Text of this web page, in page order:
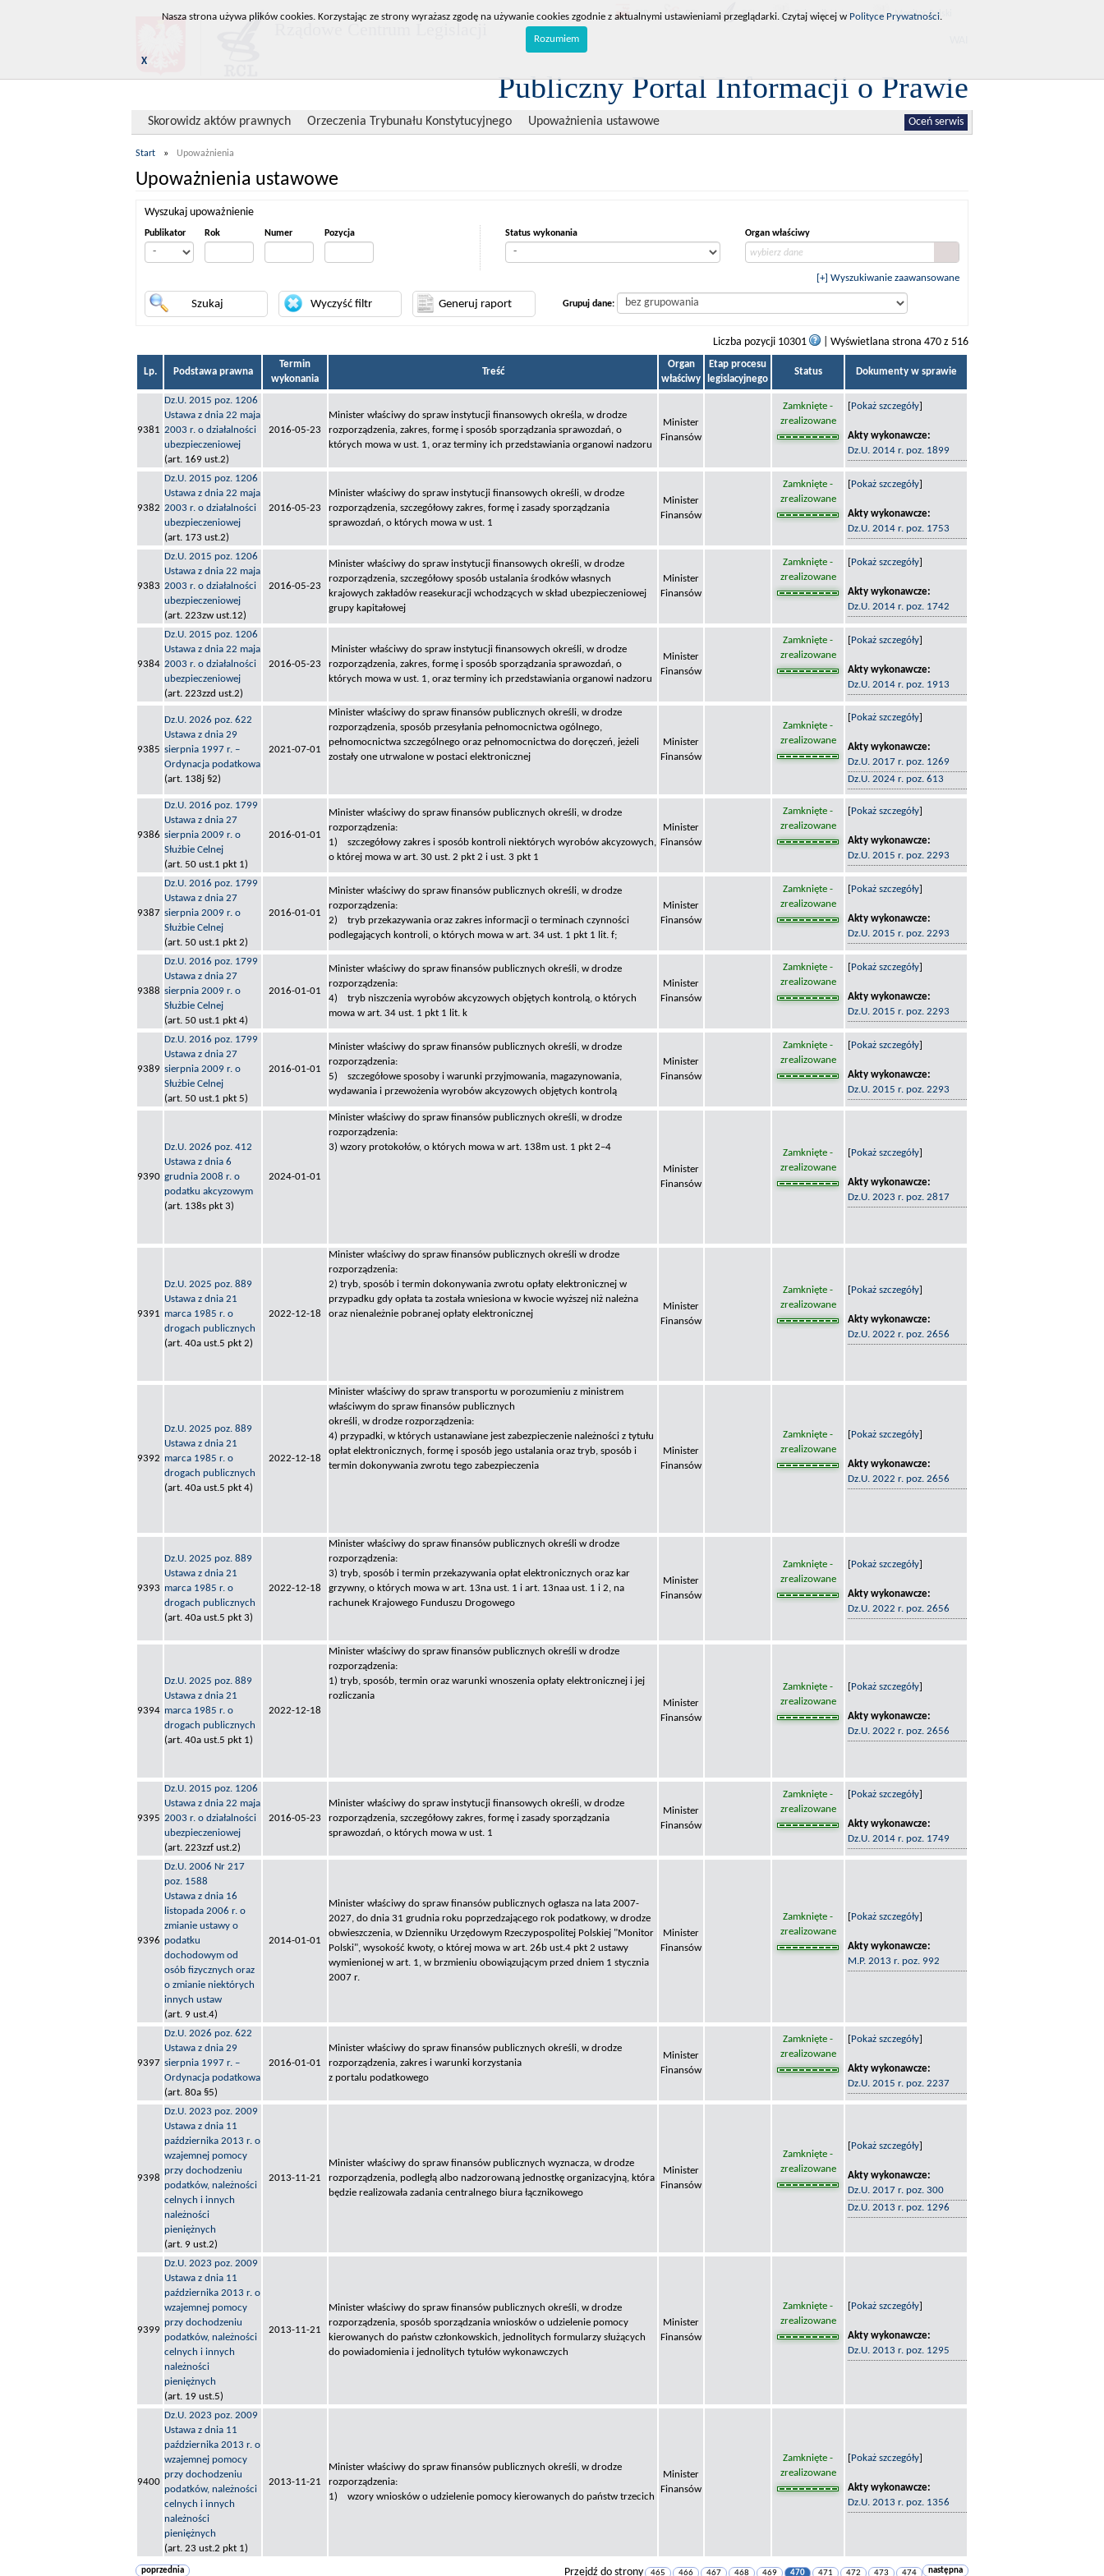
BIP RPL RCL Dziennik Ustaw Monitor Polski
Publiczny Portal Informacji o Prawie
Skorowidz aktów prawnych Orzeczenia Trybunału Konstytucyjnego Upoważnienia ustawowe Oceń serwis
Start » Upoważnienia
Upoważnienia ustawowe
Wyszukaj upoważnienie
Publikator Rok Numer Pozycja Status wykonania Organ właściwy
wybierz dane
[+] Wyszukiwanie zaawansowane
Grupuj dane:
Liczba pozycji 10301 | Wyświetlana strona 470 z 516
Lp. Podstawa prawna
Termin
wykonania
Treść
Organ
właściwy
Etap procesu
legislacyjnego
Status Dokumenty w sprawie
9381
Dz.U. 2015 poz. 1206
Ustawa z dnia 22 maja
2003 r. o działalności
ubezpieczeniowej
(art. 169 ust.2)
2016-05-23
Minister właściwy do spraw instytucji finansowych określa, w drodze
rozporządzenia, zakres, formę i sposób sporządzania sprawozdań, o
których mowa w ust. 1, oraz terminy ich przedstawiania organowi nadzoru
Minister
Finansów
Zamknięte -
zrealizowane
Pokaż szczegóły
Akty wykonawcze:
Dz.U. 2014 r. poz. 1899
9382
Dz.U. 2015 poz. 1206
Ustawa z dnia 22 maja
2003 r. o działalności
ubezpieczeniowej
(art. 173 ust.2)
2016-05-23
Minister właściwy do spraw instytucji finansowych określi, w drodze
rozporządzenia, szczegółowy zakres, formę i zasady sporządzania
sprawozdań, o których mowa w ust. 1
Minister
Finansów
Zamknięte -
zrealizowane
Pokaż szczegóły
Akty wykonawcze:
Dz.U. 2014 r. poz. 1753
9383
Dz.U. 2015 poz. 1206
Ustawa z dnia 22 maja
2003 r. o działalności
ubezpieczeniowej
(art. 223zw ust.12)
2016-05-23
Minister właściwy do spraw instytucji finansowych określi, w drodze
rozporządzenia, szczegółowy sposób ustalania środków własnych
krajowych zakładów reasekuracji wchodzących w skład ubezpieczeniowej
grupy kapitałowej
Minister
Finansów
Zamknięte -
zrealizowane
Pokaż szczegóły
Akty wykonawcze:
Dz.U. 2014 r. poz. 1742
9384
Dz.U. 2015 poz. 1206
Ustawa z dnia 22 maja
2003 r. o działalności
ubezpieczeniowej
(art. 223zzd ust.2)
2016-05-23
Minister właściwy do spraw instytucji finansowych określi, w drodze
rozporządzenia, zakres, formę i sposób sporządzania sprawozdań, o
których mowa w ust. 1, oraz terminy ich przedstawiania organowi nadzoru
Minister
Finansów
Zamknięte -
zrealizowane
Pokaż szczegóły
Akty wykonawcze:
Dz.U. 2014 r. poz. 1913
9385
Dz.U. 2026 poz. 622
Ustawa z dnia 29
sierpnia 1997 r. –
Ordynacja podatkowa
(art. 138j §2)
2021-07-01
Minister właściwy do spraw finansów publicznych określi, w drodze
rozporządzenia, sposób przesyłania pełnomocnictwa ogólnego,
pełnomocnictwa szczególnego oraz pełnomocnictwa do doręczeń, jeżeli
zostały one utrwalone w postaci elektronicznej
Minister
Finansów
Zamknięte -
zrealizowane
Pokaż szczegóły
Akty wykonawcze:
Dz.U. 2017 r. poz. 1269
Dz.U. 2024 r. poz. 613
9386
Dz.U. 2016 poz. 1799
Ustawa z dnia 27
sierpnia 2009 r. o
Służbie Celnej
(art. 50 ust.1 pkt 1)
2016-01-01
Minister właściwy do spraw finansów publicznych określi, w drodze
rozporządzenia:
1) szczegółowy zakres i sposób kontroli niektórych wyrobów akcyzowych,
o której mowa w art. 30 ust. 2 pkt 2 i ust. 3 pkt 1
Minister
Finansów
Zamknięte -
zrealizowane
Pokaż szczegóły
Akty wykonawcze:
Dz.U. 2015 r. poz. 2293
9387
Dz.U. 2016 poz. 1799
Ustawa z dnia 27
sierpnia 2009 r. o
Służbie Celnej
(art. 50 ust.1 pkt 2)
2016-01-01
Minister właściwy do spraw finansów publicznych określi, w drodze
rozporządzenia:
2) tryb przekazywania oraz zakres informacji o terminach czynności
podlegających kontroli, o których mowa w art. 34 ust. 1 pkt 1 lit. f;
Minister
Finansów
Zamknięte -
zrealizowane
Pokaż szczegóły
Akty wykonawcze:
Dz.U. 2015 r. poz. 2293
9388
Dz.U. 2016 poz. 1799
Ustawa z dnia 27
sierpnia 2009 r. o
Służbie Celnej
(art. 50 ust.1 pkt 4)
2016-01-01
Minister właściwy do spraw finansów publicznych określi, w drodze
rozporządzenia:
4) tryb niszczenia wyrobów akcyzowych objętych kontrolą, o których
mowa w art. 34 ust. 1 pkt 1 lit. k
Minister
Finansów
Zamknięte -
zrealizowane
Pokaż szczegóły
Akty wykonawcze:
Dz.U. 2015 r. poz. 2293
9389
Dz.U. 2016 poz. 1799
Ustawa z dnia 27
sierpnia 2009 r. o
Służbie Celnej
(art. 50 ust.1 pkt 5)
2016-01-01
Minister właściwy do spraw finansów publicznych określi, w drodze
rozporządzenia:
5) szczegółowe sposoby i warunki przyjmowania, magazynowania,
wydawania i przewożenia wyrobów akcyzowych objętych kontrolą
Minister
Finansów
Zamknięte -
zrealizowane
Pokaż szczegóły
Akty wykonawcze:
Dz.U. 2015 r. poz. 2293
9390
Dz.U. 2026 poz. 412
Ustawa z dnia 6
grudnia 2008 r. o
podatku akcyzowym
(art. 138s pkt 3)
2024-01-01
Minister właściwy do spraw finansów publicznych określi, w drodze
rozporządzenia:
3) wzory protokołów, o których mowa w art. 138m ust. 1 pkt 2–4
Minister
Finansów
Zamknięte -
zrealizowane
Pokaż szczegóły
Akty wykonawcze:
Dz.U. 2023 r. poz. 2817
9391
Dz.U. 2025 poz. 889
Ustawa z dnia 21
marca 1985 r. o
drogach publicznych
(art. 40a ust.5 pkt 2)
2022-12-18
Minister właściwy do spraw finansów publicznych określi w drodze
rozporządzenia:
2) tryb, sposób i termin dokonywania zwrotu opłaty elektronicznej w
przypadku gdy opłata ta została wniesiona w kwocie wyższej niż należna
oraz nienależnie pobranej opłaty elektronicznej
Minister
Finansów
Zamknięte -
zrealizowane
Pokaż szczegóły
Akty wykonawcze:
Dz.U. 2022 r. poz. 2656
9392
Dz.U. 2025 poz. 889
Ustawa z dnia 21
marca 1985 r. o
drogach publicznych
(art. 40a ust.5 pkt 4)
2022-12-18
Minister właściwy do spraw transportu w porozumieniu z ministrem
właściwym do spraw finansów publicznych
określi, w drodze rozporządzenia:
4) przypadki, w których ustanawiane jest zabezpieczenie należności z tytułu
opłat elektronicznych, formę i sposób jego ustalania oraz tryb, sposób i
termin dokonywania zwrotu tego zabezpieczenia
Minister
Finansów
Zamknięte -
zrealizowane
Pokaż szczegóły
Akty wykonawcze:
Dz.U. 2022 r. poz. 2656
9393
Dz.U. 2025 poz. 889
Ustawa z dnia 21
marca 1985 r. o
drogach publicznych
(art. 40a ust.5 pkt 3)
2022-12-18
Minister właściwy do spraw finansów publicznych określi w drodze
rozporządzenia:
3) tryb, sposób i termin przekazywania opłat elektronicznych oraz kar
grzywny, o których mowa w art. 13na ust. 1 i art. 13naa ust. 1 i 2, na
rachunek Krajowego Funduszu Drogowego
Minister
Finansów
Zamknięte -
zrealizowane
Pokaż szczegóły
Akty wykonawcze:
Dz.U. 2022 r. poz. 2656
9394
Dz.U. 2025 poz. 889
Ustawa z dnia 21
marca 1985 r. o
drogach publicznych
(art. 40a ust.5 pkt 1)
2022-12-18
Minister właściwy do spraw finansów publicznych określi w drodze
rozporządzenia:
1) tryb, sposób, termin oraz warunki wnoszenia opłaty elektronicznej i jej
rozliczania
Minister
Finansów
Zamknięte -
zrealizowane
Pokaż szczegóły
Akty wykonawcze:
Dz.U. 2022 r. poz. 2656
9395
Dz.U. 2015 poz. 1206
Ustawa z dnia 22 maja
2003 r. o działalności
ubezpieczeniowej
(art. 223zzf ust.2)
2016-05-23
Minister właściwy do spraw instytucji finansowych określi, w drodze
rozporządzenia, szczegółowy zakres, formę i zasady sporządzania
sprawozdań, o których mowa w ust. 1
Minister
Finansów
Zamknięte -
zrealizowane
Pokaż szczegóły
Akty wykonawcze:
Dz.U. 2014 r. poz. 1749
9396
Dz.U. 2006 Nr 217
poz. 1588
Ustawa z dnia 16
listopada 2006 r. o
zmianie ustawy o
podatku
dochodowym od
osób fizycznych oraz
o zmianie niektórych
innych ustaw
(art. 9 ust.4)
2014-01-01
Minister właściwy do spraw finansów publicznych ogłasza na lata 2007-
2027, do dnia 31 grudnia roku poprzedzającego rok podatkowy, w drodze
obwieszczenia, w Dzienniku Urzędowym Rzeczypospolitej Polskiej "Monitor
Polski", wysokość kwoty, o której mowa w art. 26b ust.4 pkt 2 ustawy
wymienionej w art. 1, w brzmieniu obowiązującym przed dniem 1 stycznia
2007 r.
Minister
Finansów
Zamknięte -
zrealizowane
Pokaż szczegóły
Akty wykonawcze:
M.P. 2013 r. poz. 992
9397
Dz.U. 2026 poz. 622
Ustawa z dnia 29
sierpnia 1997 r. –
Ordynacja podatkowa
(art. 80a §5)
2016-01-01
Minister właściwy do spraw finansów publicznych określi, w drodze
rozporządzenia, zakres i warunki korzystania
z portalu podatkowego
Minister
Finansów
Zamknięte -
zrealizowane
Pokaż szczegóły
Akty wykonawcze:
Dz.U. 2015 r. poz. 2237
9398
Dz.U. 2023 poz. 2009
Ustawa z dnia 11
października 2013 r. o
wzajemnej pomocy
przy dochodzeniu
podatków, należności
celnych i innych
należności
pieniężnych
(art. 9 ust.2)
2013-11-21
Minister właściwy do spraw finansów publicznych wyznacza, w drodze
rozporządzenia, podległą albo nadzorowaną jednostkę organizacyjną, która
będzie realizowała zadania centralnego biura łącznikowego
Minister
Finansów
Zamknięte -
zrealizowane
Pokaż szczegóły
Akty wykonawcze:
Dz.U. 2017 r. poz. 300
Dz.U. 2013 r. poz. 1296
9399
Dz.U. 2023 poz. 2009
Ustawa z dnia 11
października 2013 r. o
wzajemnej pomocy
przy dochodzeniu
podatków, należności
celnych i innych
należności
pieniężnych
(art. 19 ust.5)
2013-11-21
Minister właściwy do spraw finansów publicznych określi, w drodze
rozporządzenia, sposób sporządzania wniosków o udzielenie pomocy
kierowanych do państw członkowskich, jednolitych formularzy służących
do powiadomienia i jednolitych tytułów wykonawczych
Minister
Finansów
Zamknięte -
zrealizowane
Pokaż szczegóły
Akty wykonawcze:
Dz.U. 2013 r. poz. 1295
9400
Dz.U. 2023 poz. 2009
Ustawa z dnia 11
października 2013 r. o
wzajemnej pomocy
przy dochodzeniu
podatków, należności
celnych i innych
należności
pieniężnych
(art. 23 ust.2 pkt 1)
2013-11-21
Minister właściwy do spraw finansów publicznych określi, w drodze
rozporządzenia:
1) wzory wniosków o udzielenie pomocy kierowanych do państw trzecich
Minister
Finansów
Zamknięte -
zrealizowane
Pokaż szczegóły
Akty wykonawcze:
Dz.U. 2013 r. poz. 1356
Przejdź do strony
poprzednia 465 466 467 468 469 470 471 472 473 474 następna
Nasza strona używa plików cookies. Korzystając ze strony wyrażasz zgodę na używanie cookies zgodnie z aktualnymi ustawieniami przeglądarki. Czytaj więcej w Polityce Prywatności.
Rozumiem
X